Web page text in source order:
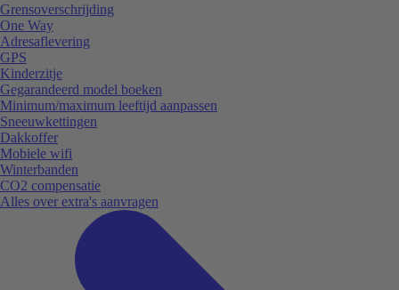
Grensoverschrijding
One Way
Adresaflevering
GPS
Kinderzitje
Gegarandeerd model boeken
Minimum/maximum leeftijd aanpassen
Sneeuwkettingen
Dakkoffer
Mobiele wifi
Winterbanden
CO2 compensatie
Alles over extra's aanvragen